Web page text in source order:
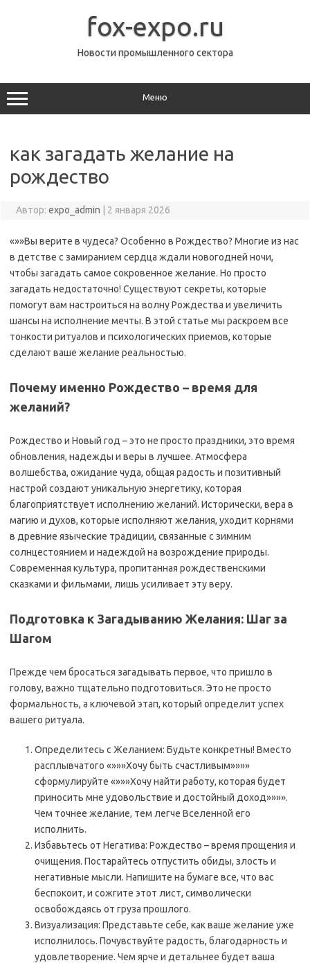
fox-expo.ru
Новости промышленного сектора
Меню
как загадать желание на
рождество
Автор: expo_admin 2 января 2026
«»»Вы верите в чудеса? Особенно в Рождество? Многие из нас
в детстве с замиранием сердца ждали новогодней ночи,
чтобы загадать самое сокровенное желание. Но просто
загадать недостаточно! Существуют секреты, которые
помогут вам настроиться на волну Рождества и увеличить
шансы на исполнение мечты. В этой статье мы раскроем все
тонкости ритуалов и психологических приемов, которые
сделают ваше желание реальностью.
Почему именно Рождество – время для
желаний?
Рождество и Новый год – это не просто праздники, это время
обновления, надежды и веры в лучшее. Атмосфера
волшебства, ожидание чуда, общая радость и позитивный
настрой создают уникальную энергетику, которая
благоприятствует исполнению желаний. Исторически, вера в
магию и духов, которые исполняют желания, уходит корнями
в древние языческие традиции, связанные с зимним
солнцестоянием и надеждой на возрождение природы.
Современная культура, пропитанная рождественскими
сказками и фильмами, лишь усиливает эту веру.
Подготовка к Загадыванию Желания: Шаг за
Шагом
Прежде чем бросаться загадывать первое, что пришло в
голову, важно тщательно подготовиться. Это не просто
формальность, а ключевой этап, который определит успех
вашего ритуала.
Определитесь с Желанием: Будьте конкретны! Вместо
расплывчатого «»»»Хочу быть счастливым»»»»
сформулируйте «»»»Хочу найти работу, которая будет
приносить мне удовольствие и достойный доход»»»».
Чем точнее желание, тем легче Вселенной его
исполнить.
Избавьтесь от Негатива: Рождество – время прощения и
очищения. Постарайтесь отпустить обиды, злость и
негативные мысли. Напишите на бумаге все, что вас
беспокоит, и сожгите этот лист, символически
освобождаясь от груза прошлого.
Визуализация: Представьте себе, как ваше желание уже
исполнилось. Почувствуйте радость, благодарность и
удовлетворение. Чем ярче и детальнее будет ваша